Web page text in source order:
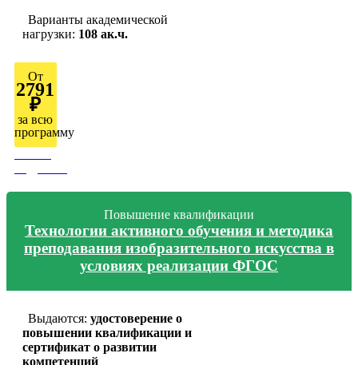
Варианты академической
нагрузки: 108 ак.ч.
От
2791
₽
за всю
программу
Повышение квалификации
Технологии активного обучения и методика
преподавания изобразительного искусства в
условиях реализации ФГОС
Выдаются: удостоверение о
повышении квалификации и
сертификат о развитии
компетенций